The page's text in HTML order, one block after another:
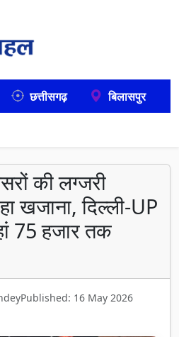
छत्तीसगढ़ बिलासपुर
की लग्जरी
खजाना, दिल्ली-UP
75 हजार तक
Published: 16 May 2026